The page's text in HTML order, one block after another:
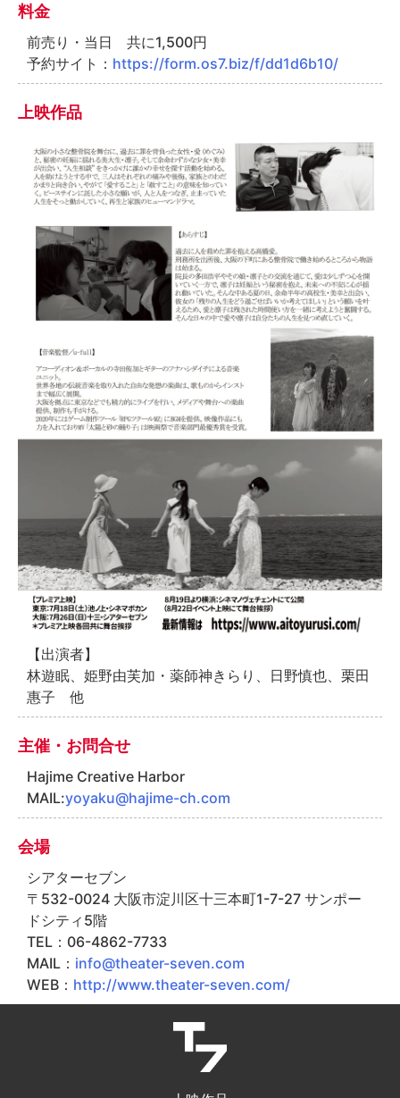
料金
前売り・当日 共に1,500円
予約サイト： https://form.os7.biz/f/dd1d6b10/
上映作品
【出演者】
林遊眠、姫野由芙加・薬師神きらり、日野慎也、栗田
惠子 他
主催・お問合せ
Hajime Creative Harbor
MAIL:yoyaku@hajime-ch.com
会場
シアターセブン
〒532-0024 大阪市淀川区十三本町1-7-27 サンポー
ドシティ5階
TEL：06-4862-7733
MAIL： info@theater-seven.com
WEB： http://www.theater-seven.com/